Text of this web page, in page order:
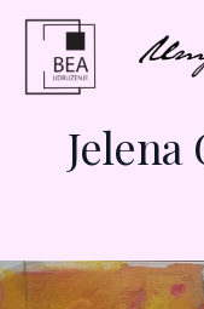
Skip
content
Jelena